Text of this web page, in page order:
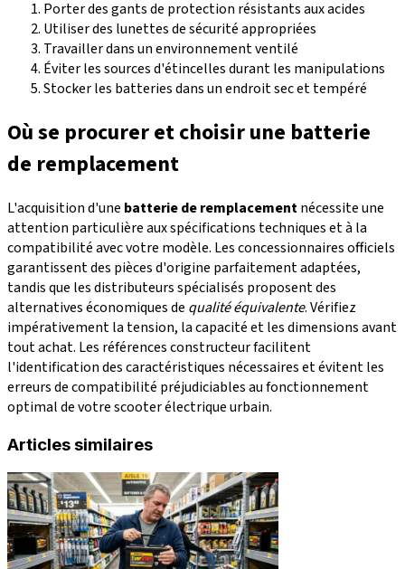
Porter des gants de protection résistants aux acides
Utiliser des lunettes de sécurité appropriées
Travailler dans un environnement ventilé
Éviter les sources d'étincelles durant les manipulations
Stocker les batteries dans un endroit sec et tempéré
Où se procurer et choisir une batterie
de remplacement
L'acquisition d'une batterie de remplacementnécessite une
attention particulière aux spécifications techniques et à la
compatibilité avec votre modèle. Les concessionnaires officiels
garantissent des pièces d'origine parfaitement adaptées,
tandis que les distributeurs spécialisés proposent des
alternatives économiques de qualité équivalente. Vérifiez
impérativement la tension, la capacité et les dimensions avant
tout achat. Les références constructeur facilitent
l'identification des caractéristiques nécessaires et évitent les
erreurs de compatibilité préjudiciables au fonctionnement
optimal de votre scooter électrique urbain.
Articles similaires